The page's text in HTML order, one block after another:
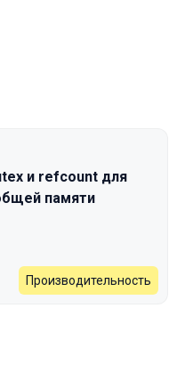
2025
и refcount для
памяти
Производительность